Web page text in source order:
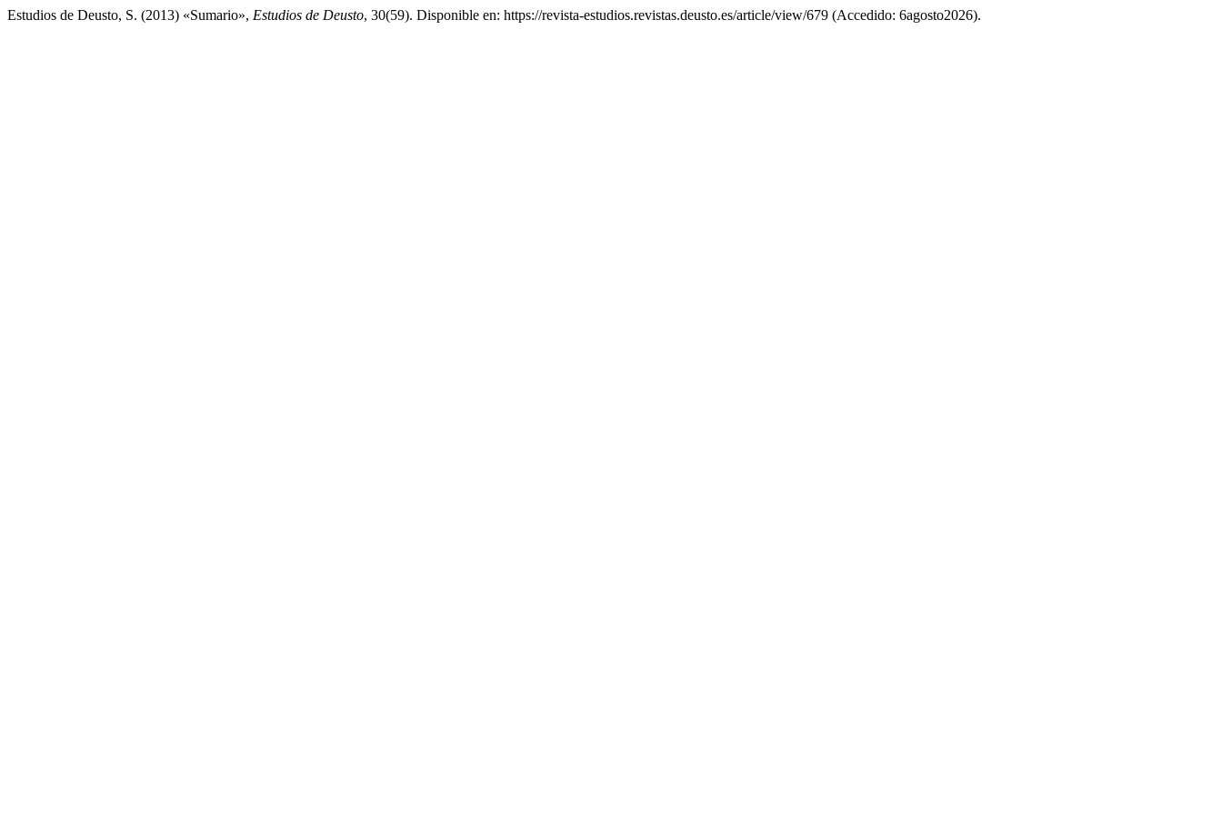
Estudios de Deusto, S. (2013) «Sumario», Estudios de Deusto, 30(59). Disponible en: https://revista-estudios.revistas.deusto.es/article/view/679 (Accedido: 6agosto2026).